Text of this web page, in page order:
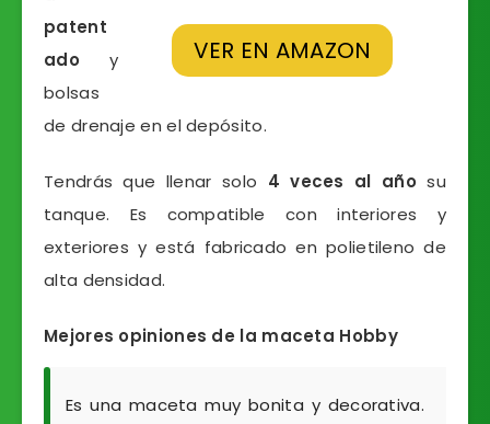
VER EN AMAZON
patent
adoy
bolsas
de drenaje en el depósito.
Tendrás que llenar solo 4 veces al año su
tanque. Es compatible con interiores y
exteriores y está fabricado en polietileno de
alta densidad.
Mejores opiniones de la maceta Hobby
Es una maceta muy bonita y decorativa.